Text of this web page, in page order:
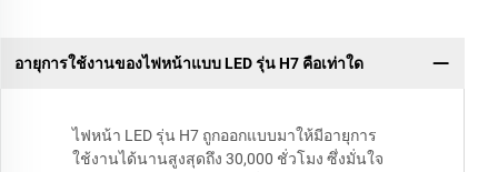
อายุการใช้งานของไฟหน้าแบบ LED รุ่น H7 คือเท่าใด
ไฟหน้า LED รุ่น H7 ถูกออกแบบมาให้มีอายุการ
ใช้งานได้นานสูงสุดถึง 30,000 ชั่วโมง ซึ่งมั่นใจ